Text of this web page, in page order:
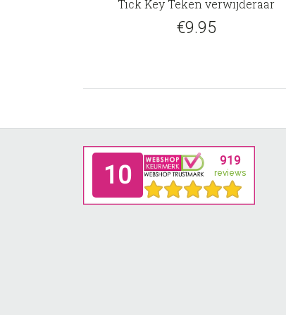
Tick Key Teken verwijderaar
€9.95